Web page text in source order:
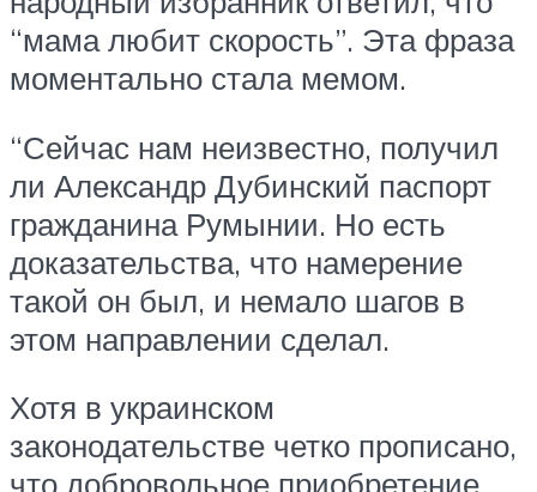
“мама любит скорость”. Эта фраза
моментально стала мемом.
“Сейчас нам неизвестно, получил
ли Александр Дубинский паспорт
гражданина Румынии. Но есть
доказательства, что намерение
такой он был, и немало шагов в
этом направлении сделал.
Хотя в украинском
законодательстве четко прописано,
что добровольное приобретение